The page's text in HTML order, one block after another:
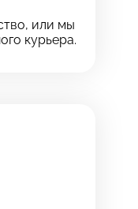
или мы
курьера.